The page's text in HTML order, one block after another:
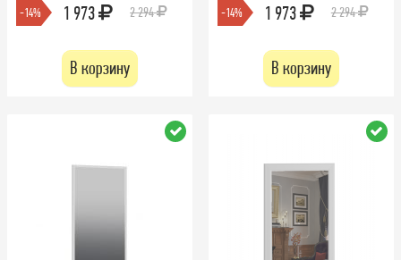
-14% 1 973 2 294
В корзину
-14% 1 973 2 294
В корзину